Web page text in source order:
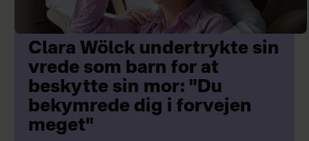
Clara Wölck undertrykte sin
vrede som barn for at
beskytte sin mor: "Du
bekymrede dig i forvejen
meget"